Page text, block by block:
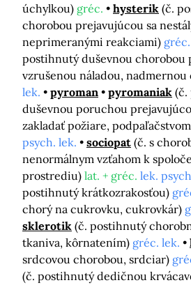
úchylkou) gréc. hysterik (č.
chorobou prejavujúcou sa
neprimeranými reakciami)
postihnutý duševnou chorobou
vzrušenou náladou,
lek.
pyroman pyromaniak (č.
duševnou poruchou
zakladať požiare,
psych. lek.
sociopat (č. s
nenormálnym vzťahom k
prostrediu) lat. + gréc. lek.
postihnutý krátkozrakosťou)
chorý na cukrovku, cukrovkár)
sklerotik (č. postihnutý
tkaniva, kôrnatením) gréc. lek.
srdcovou chorobou, srdciar)
(č. postihnutý dedičnou